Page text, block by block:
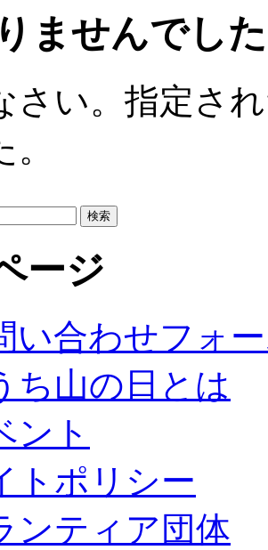
ませんでした
さい。指定さ
ージ
い合わせフォ
ち山の日とは
ント
トポリシー
ンティア団体